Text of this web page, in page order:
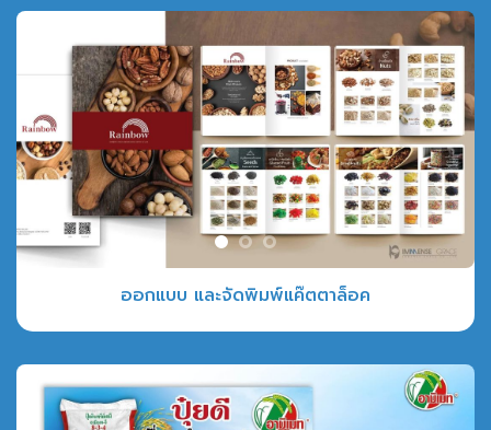
ออกแบบ และจัดพิมพ์แค๊ตตาล็อค